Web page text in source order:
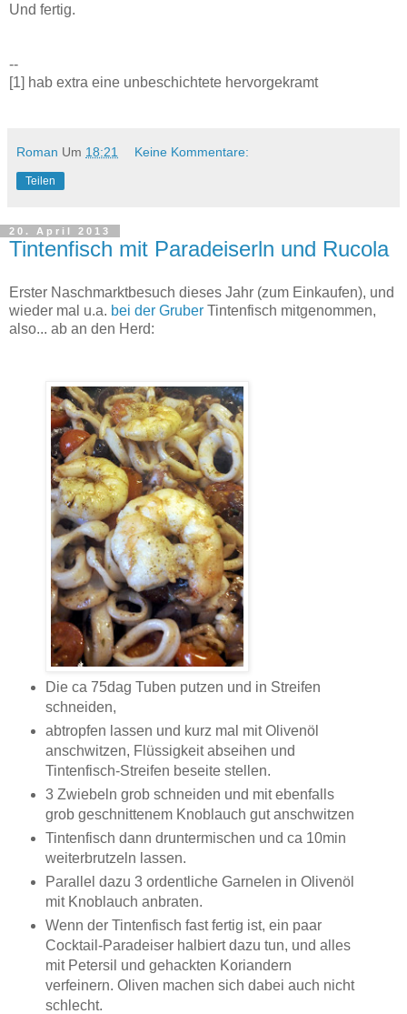
Und fertig.
--
[1] hab extra eine unbeschichtete hervorgekramt
Roman Um 18:21 Keine Kommentare:
Teilen
20. April 2013
Tintenfisch mit Paradeiserln und Rucola
Erster Naschmarktbesuch dieses Jahr (zum Einkaufen), und
wieder mal u.a. bei der Gruber Tintenfisch mitgenommen,
also... ab an den Herd:
Die ca 75dag Tuben putzen und in Streifen
schneiden,
abtropfen lassen und kurz mal mit Olivenöl
anschwitzen, Flüssigkeit abseihen und
Tintenfisch-Streifen beseite stellen.
3 Zwiebeln grob schneiden und mit ebenfalls
grob geschnittenem Knoblauch gut anschwitzen
Tintenfisch dann druntermischen und ca 10min
weiterbrutzeln lassen.
Parallel dazu 3 ordentliche Garnelen in Olivenöl
mit Knoblauch anbraten.
Wenn der Tintenfisch fast fertig ist, ein paar
Cocktail-Paradeiser halbiert dazu tun, und alles
mit Petersil und gehackten Koriandern
verfeinern. Oliven machen sich dabei auch nicht
schlecht.